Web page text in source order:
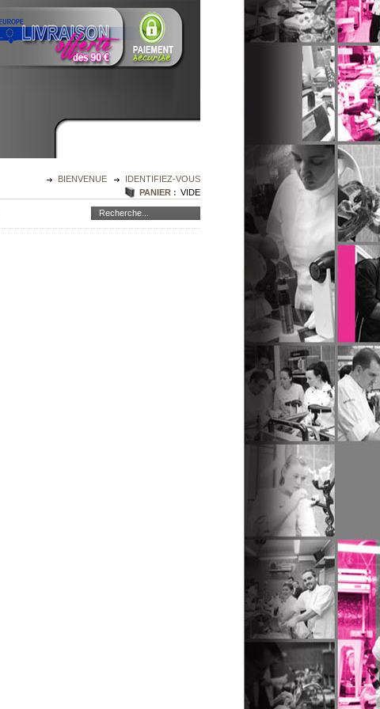
BIENVENUE
IDENTIFIEZ-VOUS
PANIER : VIDE